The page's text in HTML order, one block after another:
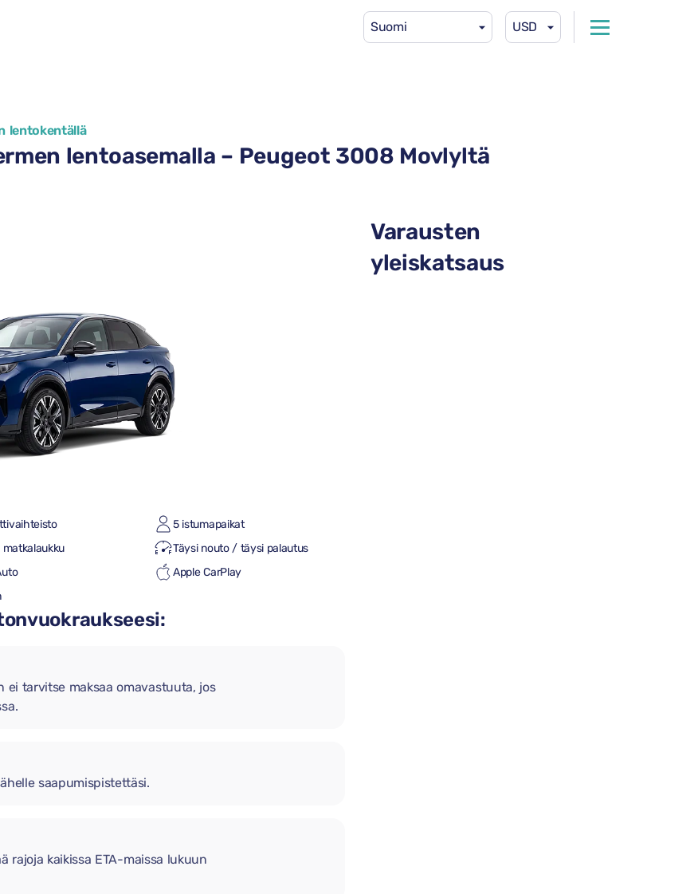
Suomi USD
lentokentällä
lentoasemalla – Peugeot 3008 Movlyltä
5 istumapaikat
matkalaukku
Täysi nouto / täysi palautus
Apple CarPlay
ei tarvitse maksaa omavastuuta, jos
saapumispistettäsi.
rajoja kaikissa ETA-maissa lukuun
Varausten
yleiskatsaus